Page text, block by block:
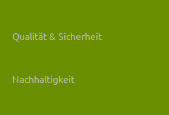
Qualität & Sicherheit
Nachhaltigkeit